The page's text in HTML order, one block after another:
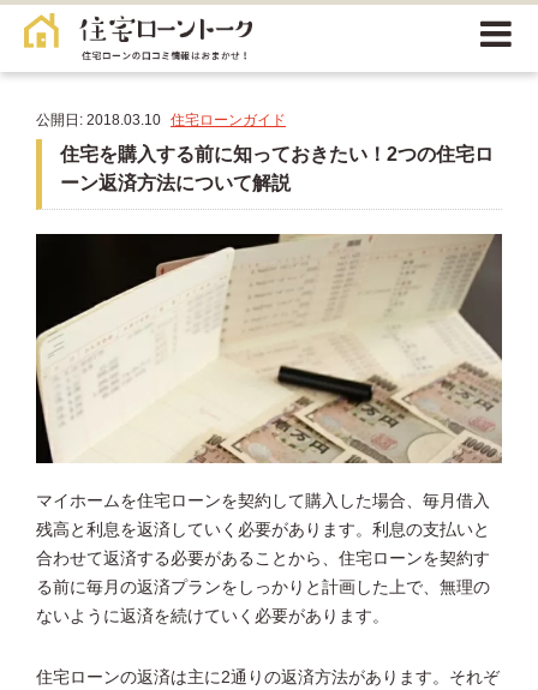
公開日: 2018.03.10 住宅ローンガイド
住宅を購入する前に知っておきたい！2つの住宅ロ
ーン返済方法について解説
マイホームを住宅ローンを契約して購入した場合、毎月借入
残高と利息を返済していく必要があります。利息の支払いと
合わせて返済する必要があることから、住宅ローンを契約す
る前に毎月の返済プランをしっかりと計画した上で、無理の
ないように返済を続けていく必要があります。
住宅ローンの返済は主に2通りの返済方法があります。それぞ